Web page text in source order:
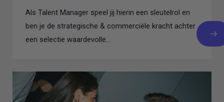
Als Talent Manager speel jij hierin een sleutelrol en
ben je de strategische & commerciële kracht achter
een selectie waardevolle...